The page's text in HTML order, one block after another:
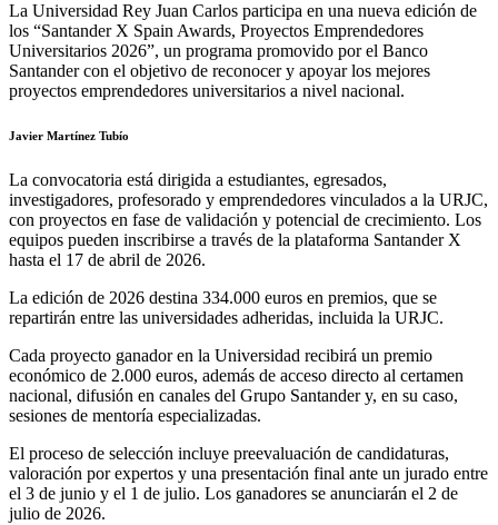
La Universidad Rey Juan Carlos participa en una nueva edición de
los “Santander X Spain Awards, Proyectos Emprendedores
Universitarios 2026”, un programa promovido por el Banco
Santander con el objetivo de reconocer y apoyar los mejores
proyectos emprendedores universitarios a nivel nacional.
Javier Martínez Tubío
La convocatoria está dirigida a estudiantes, egresados,
investigadores, profesorado y emprendedores vinculados a la URJC,
con proyectos en fase de validación y potencial de crecimiento. Los
equipos pueden inscribirse a través de la plataforma Santander X
hasta el 17 de abril de 2026.
La edición de 2026 destina 334.000 euros en premios, que se
repartirán entre las universidades adheridas, incluida la URJC.
Cada proyecto ganador en la Universidad recibirá un premio
económico de 2.000 euros, además de acceso directo al certamen
nacional, difusión en canales del Grupo Santander y, en su caso,
sesiones de mentoría especializadas.
El proceso de selección incluye preevaluación de candidaturas,
valoración por expertos y una presentación final ante un jurado entre
el 3 de junio y el 1 de julio. Los ganadores se anunciarán el 2 de
julio de 2026.